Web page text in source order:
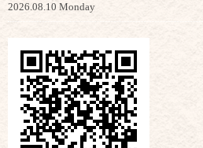
2026.08.10 Monday